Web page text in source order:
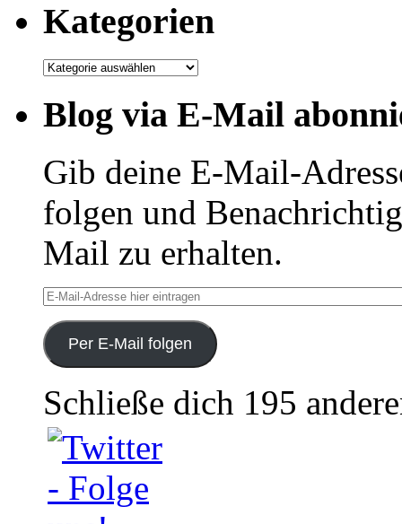
Kategorien
Kategorien
Blog via E-Mail
Gib deine E-Mail-
folgen und
Mail zu erhalten.
E-
Mail-
Adresse
hier
eintragen
Per E-Mail folgen
Schließe dich 195